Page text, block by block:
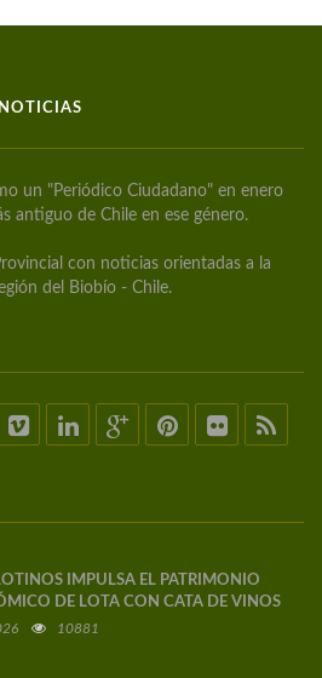
un "Periódico Ciudadano" en enero
antiguo de Chile en ese género.
con noticias orientadas a la
del Biobío - Chile.
IMPULSA EL PATRIMONIO
DE LOTA CON CATA DE VINOS
10881